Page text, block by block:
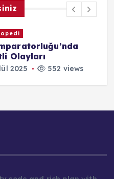
Olayları
2025 552 views